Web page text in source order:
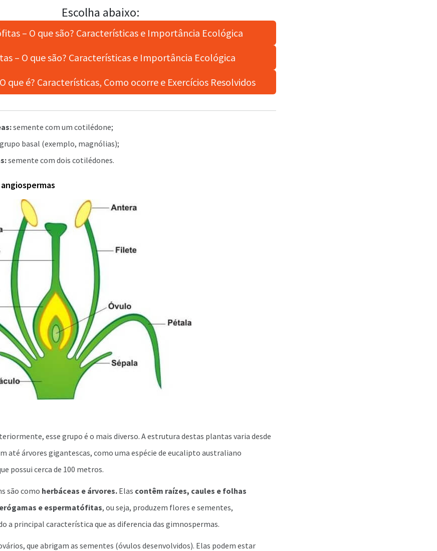
Escolha abaixo:
– O que são? Características e Importância Ecológica
– O que são? Características e Importância Ecológica
que é? Características, Como ocorre e Exercícios Resolvidos
semente com um cotilédone;
grupo basal (exemplo, magnólias);
semente com dois cotilédones.
esse grupo é o mais diverso. A estrutura destas plantas varia desde
até árvores gigantescas, como uma espécie de eucalipto australiano
possui cerca de 100 metros.
são como herbáceas e árvores. Elas contêm raízes, caules e folhas
e espermatófitas, ou seja, produzem flores e sementes,
a principal característica que as diferencia das gimnospermas.
que abrigam as sementes (óvulos desenvolvidos). Elas podem estar